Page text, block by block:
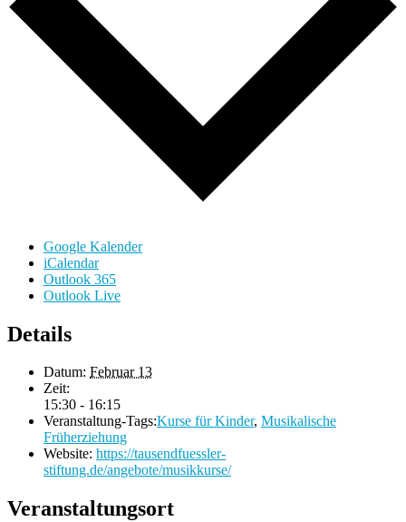
Google Kalender
iCalendar
Outlook 365
Outlook Live
Details
Datum: Februar 13
Zeit:
15:30 - 16:15
Veranstaltung-Tags:Kurse für Kinder, Musikalische
Früherziehung
Website: https://tausendfuessler-
stiftung.de/angebote/musikkurse/
Veranstaltungsort